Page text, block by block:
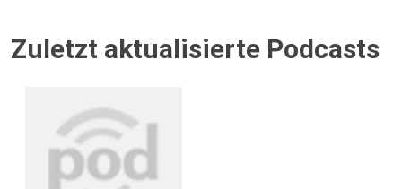
Zuletzt aktualisierte Podcasts